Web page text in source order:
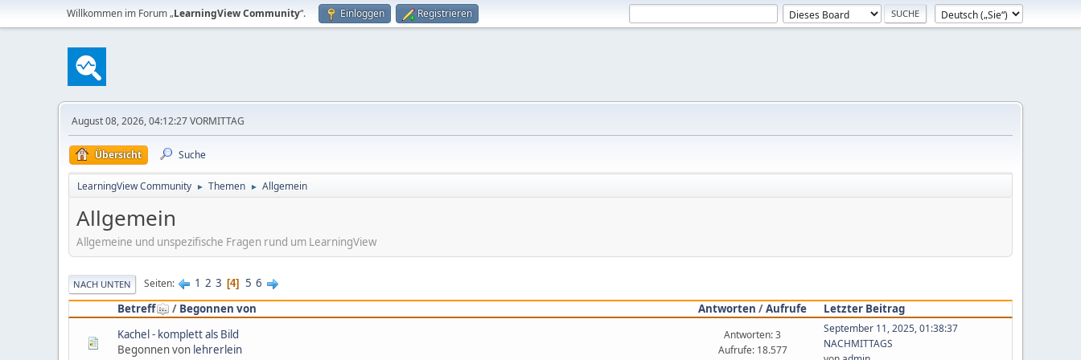
Willkommen im Forum „LearningView Community“. Einloggen Registrieren
August 08, 2026, 04:12:27 VORMITTAG
Übersicht Suche
LearningView Community ► Themen ► Allgemein
Allgemein
Allgemeine und unspezifische Fragen rund um LearningView
NACH UNTEN Seiten 1 2 3 4 5 6
Betreff
/ Begonnen von Antworten /Aufrufe
Letzter Beitrag
Kachel - komplett als Bild
Begonnen von lehrerlein
Antworten: 3
Aufrufe: 18.577
September 11, 2025, 01:38:37
NACHMITTAGS